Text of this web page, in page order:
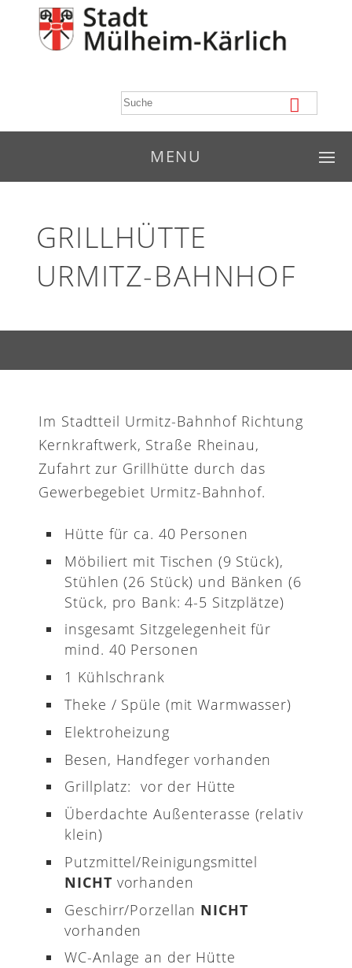
MENU
GRILLHÜTTE
URMITZ-BAHNHOF
Im Stadtteil Urmitz-Bahnhof Richtung
Kernkraftwerk, Straße Rheinau,
Zufahrt zur Grillhütte durch das
Gewerbegebiet Urmitz-Bahnhof.
Hütte für ca. 40 Personen
Möbiliert mit Tischen (9 Stück),
Stühlen (26 Stück) und Bänken (6
Stück, pro Bank: 4-5 Sitzplätze)
insgesamt Sitzgelegenheit für
mind. 40 Personen
1 Kühlschrank
Theke / Spüle (mit Warmwasser)
Elektroheizung
Besen, Handfeger vorhanden
Grillplatz: vor der Hütte
Überdachte Außenterasse (relativ
klein)
Putzmittel/Reinigungsmittel
NICHT vorhanden
Geschirr/Porzellan NICHT
vorhanden
WC-Anlage an der Hütte